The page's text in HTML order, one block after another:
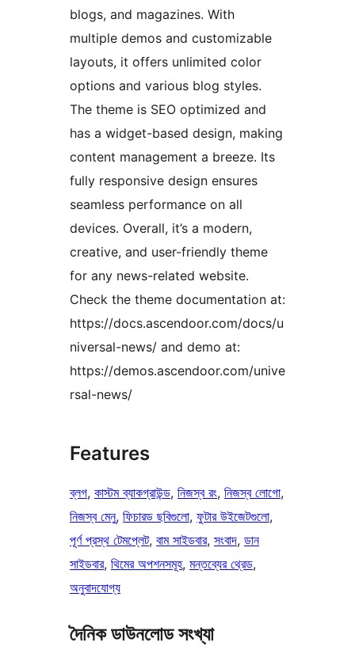
blogs, and magazines. With
multiple demos and customizable
layouts, it offers unlimited color
options and various blog styles.
The theme is SEO optimized and
has a widget-based design, making
content management a breeze. Its
fully responsive design ensures
seamless performance on all
devices. Overall, it’s a modern,
creative, and user-friendly theme
for any news-related website.
Check the theme documentation at:
https://docs.ascendoor.com/docs/u
niversal-news/ and demo at:
https://demos.ascendoor.com/unive
rsal-news/
Features
ব্লগ, কাস্টম ব্যাকগ্রাউন্ড, নিজস্ব রং, নিজস্ব লোগো
নিজস্ব মেনু, ফিচারড ছবিগুলো, ফুটার উইজেটগুলো
পূর্ণ প্রস্থ টেমপ্লেট, বাম সাইডবার, সংবাদ, ডান
সাইডবার, থিমের অপশনসমূহ, মন্তব্যের থ্রেড
অনুবাদযোগ্য
দৈনিক ডাউনলোড সংখ্যা